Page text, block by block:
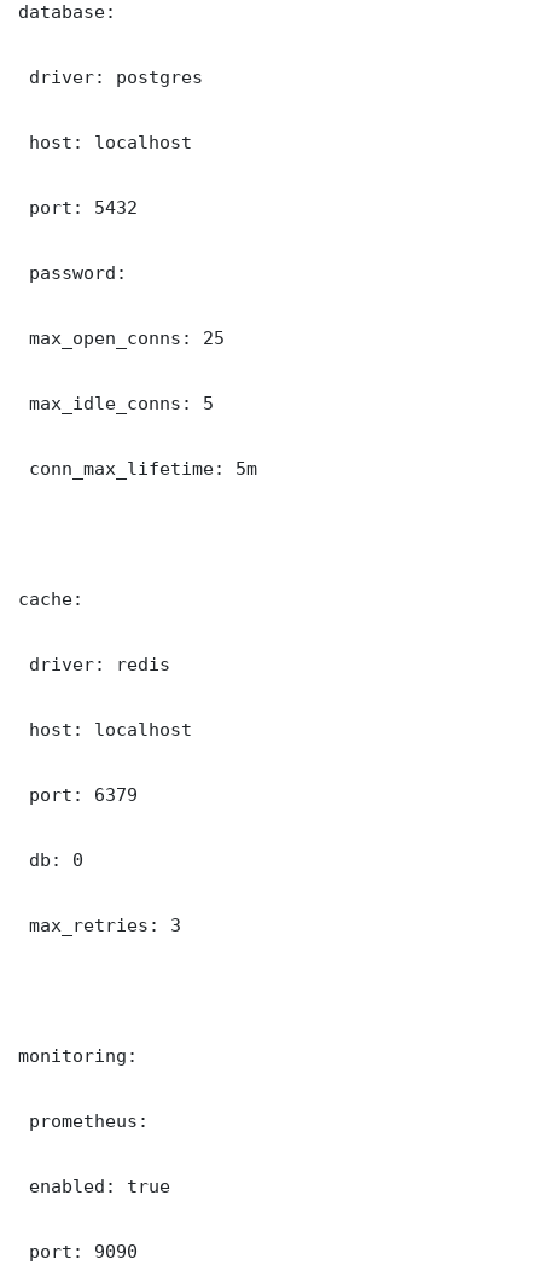
database:
driver: postgres
host: localhost
port: 5432
password:
max_open_conns: 25
max_idle_conns: 5
conn_max_lifetime: 5m
cache:
driver: redis
host: localhost
port: 6379
db: 0
max_retries: 3
monitoring:
prometheus:
enabled: true
port: 9090